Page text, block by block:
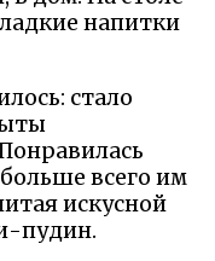
напитки
стало
всего им
искусной
пудин.